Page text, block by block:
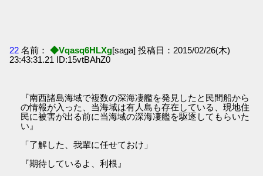
22 名前： ◆Vqasq6HLXg[saga] 投稿日：2015/02/26(木)
23:43:31.21 ID:15vtBAhZ0
『南西諸島海域で複数の深海凄艦を発見したと民間船から
の情報が入った、当海域は有人島も存在している、現地住
民に被害が出る前に当海域の深海凄艦を駆逐してもらいた
い』
「了解した、我輩に任せておけ」
『期待しているよ、利根』